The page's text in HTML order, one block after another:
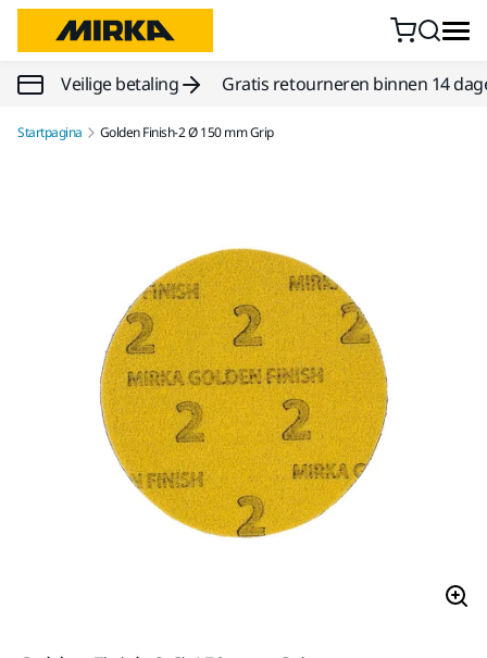
Doorgaan naar inhoud
Veilige betaling Gratis retourneren binnen 14
Startpagina Golden Finish-2 Ø 150 mm Grip